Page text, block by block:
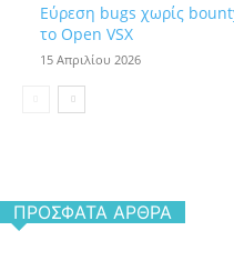
Εύρεση bugs χωρίς
το Open VSX
15 Απριλίου 2026
ΠΡΌΣΦΑΤΑ ΆΡΘΡΑ